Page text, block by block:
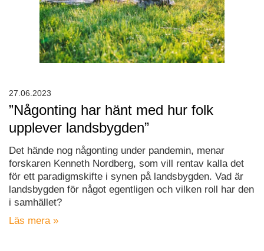
”Någonting har hänt med hur folk
upplever landsbygden”
Det hände nog någonting under pandemin, menar
forskaren Kenneth Nordberg, som vill rentav kalla det
för ett paradigmskifte i synen på landsbygden. Vad är
landsbygden för något egentligen och vilken roll har den
i samhället?
Läs mera »
27.06.2023